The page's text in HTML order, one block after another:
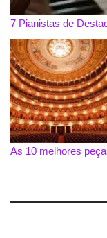
7 Pianistas de
As 10 melhores